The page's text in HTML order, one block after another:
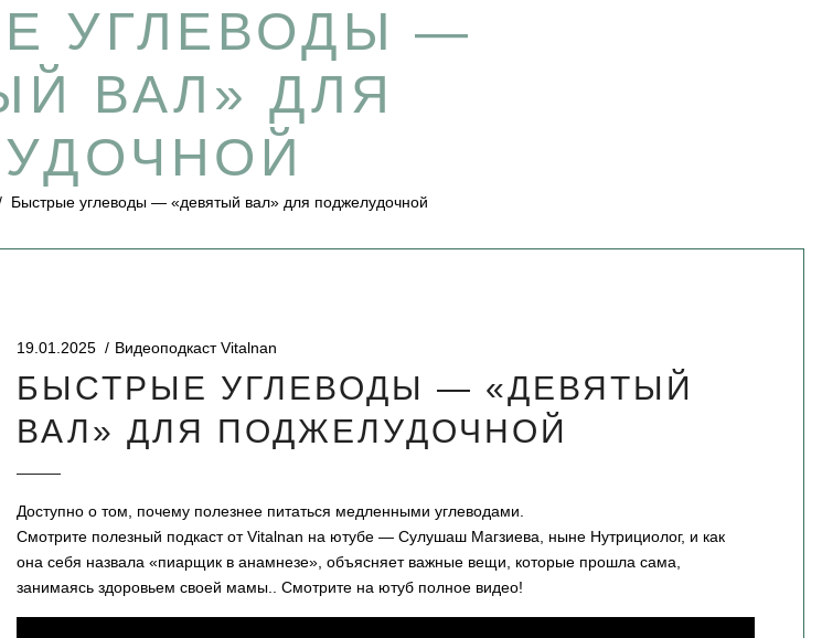
УГЛЕВОДЫ —
ВАЛ» ДЛЯ
Быстрые углеводы — «девятый вал» для поджелудочной
19.01.2025 Видеоподкаст Vitalnan
БЫСТРЫЕ УГЛЕВОДЫ — «ДЕВЯТЫЙ
ВАЛ» ДЛЯ ПОДЖЕЛУДОЧНОЙ
Доступно о том, почему полезнее питаться медленными углеводами.
Смотрите полезный подкаст от Vitalnan на ютубе — Сулушаш Магзиева, ныне Нутрициолог, и как
она себя назвала «пиарщик в анамнезе», объясняет важные вещи, которые прошла сама,
занимаясь здоровьем своей мамы.. Смотрите на ютуб полное видео!